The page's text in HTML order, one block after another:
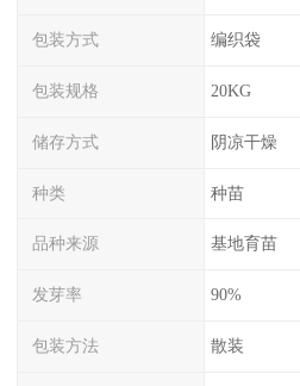
包装方式 编织袋
包装规格 20KG
储存方式 阴凉干燥
种类 种苗
品种来源 基地育苗
发芽率 90%
包装方法 散装